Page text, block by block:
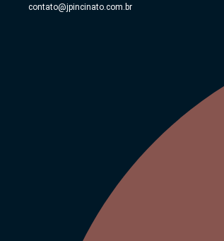
contato@jpincinato.com.br